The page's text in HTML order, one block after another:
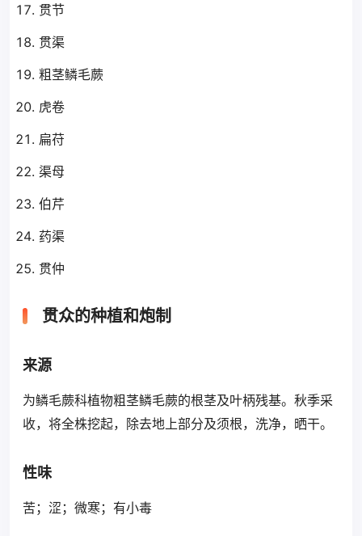
贯节
贯渠
粗茎鳞毛蕨
虎卷
扁苻
渠母
伯芹
药渠
贯仲
贯众的种植和炮制
来源
为鳞毛蕨科植物粗茎鳞毛蕨的根茎及叶柄残基。秋季采
收，将全株挖起，除去地上部分及须根，洗净，晒干。
性味
苦；涩；微寒；有小毒